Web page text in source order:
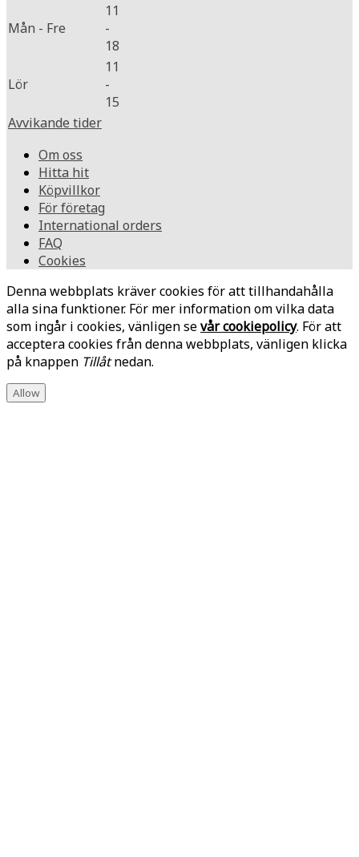
Mån - Fre
11
-
18
Lör
11
-
15
Avvikande tider
Om oss
Hitta hit
Köpvillkor
För företag
International orders
FAQ
Cookies
Denna webbplats kräver cookies för att tillhandahålla
alla sina funktioner. För mer information om vilka data
som ingår i cookies, vänligen sevår cookiepolicy. För att
acceptera cookies från denna webbplats, vänligen klicka
på knappen Tillåtnedan.
Allow